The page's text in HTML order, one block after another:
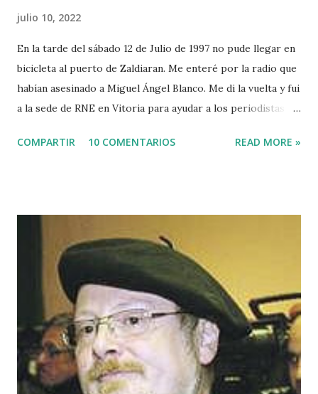
julio 10, 2022
En la tarde del sábado 12 de Julio de 1997 no pude llegar en
bicicleta al puerto de Zaldiaran. Me enteré por la radio que
habían asesinado a Miguel Ángel Blanco. Me di la vuelta y fui
a la sede de RNE en Vitoria para ayudar a los periodistas
pudiera ocurrir después de que se cumpliera el plazo de 48
Batasuna, Rufi Etxeberria, que hasta el año pasado fue
dirigente de Sortu. Tras aquel vil secuestro, las calles de
Euskadi dejaron de ser dominadas por ETA y su entorno
político. Nadie recuerda en Bilbao una manifestación mayor
que la que había pedido la liberación de Miguel Angel
Blanco horas antes de su asesinato: concentró a más de
medio millón de personas. Fuimos muchos los que
descubrimos que l...
COMPARTIR 10 COMENTARIOS READ MORE »